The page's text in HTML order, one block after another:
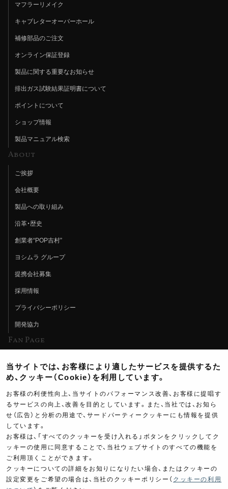
マフラーリメイク
キャブレターオーバーホール
補修部品のご注文
オンライン保証登録
製品に関する重要なお知らせ
排出ガス試験結果証明書について
ポイントについて
ショップ情報
製品マニュアル検索
About
ご挨拶
会社概要
製品への取り組み
沿革・歴史
創業者“POP吉村”
ヨシムラ グループ
提携会社募集
採用情報
プライバシーポリシー
開発協力
Fan Page
ヨシムラTV
イベント情報
イベントスケジュール
ツーリングブレイクタイム
製品ポスター
当サイトでは、お客様により適したサービスを提供するた
め、クッキー（Cookie）を利用しています。
お客様の利便性向上、当サイトのパフォーマンス改善、お客様に提唱す
るサービスの向上、改善を目的としています。また、当社では、お知ら
せ（広告）と分析の用途で、サードパーティークッキーにも情報を提供
しています。
お客様は、「すべてのクッキーを受け入れる」ボタンをクリックしてク
ッキーの使用に同意することで、当社ウェブサイトのすべての機能を
ご利用頂くことができます。
クッキーについての詳細をお知りになりたい場合、またはクッキーの
設定変更をご希望の場合は、当社のクッキーポリシー（ クッキーの利用